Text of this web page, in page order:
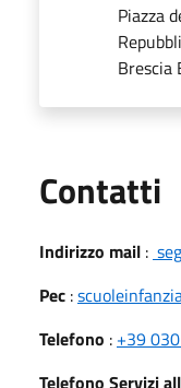
Piazza
Brescia
Contatti
Indirizzo mail :
Pec :
Telefono : +39
Telefono Servizi